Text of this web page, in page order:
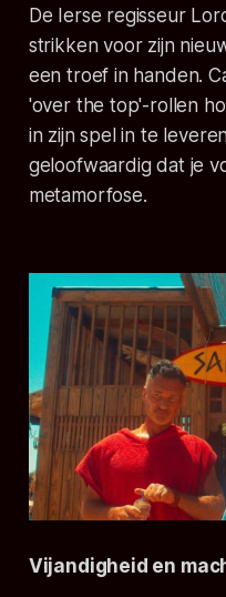
De Ierse regisseur
strikken voor zijn
een troef in handen.
'over the top'-rollen
in zijn spel in te
geloofwaardig dat je
metamorfose.
Vijandigheid en